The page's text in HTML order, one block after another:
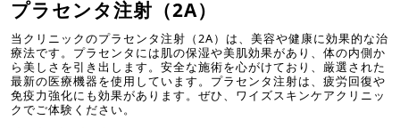
プラセンタ注射（2A）
当クリニックのプラセンタ注射（2A）は、美容や健康に効果的な治
療法です。プラセンタには肌の保湿や美肌効果があり、体の内側か
ら美しさを引き出します。安全な施術を心がけており、厳選された
最新の医療機器を使用しています。プラセンタ注射は、疲労回復や
免疫力強化にも効果があります。ぜひ、ワイズスキンケアクリニッ
クでご体験ください。